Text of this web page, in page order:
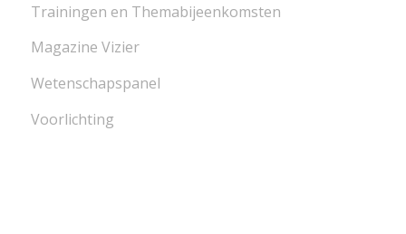
Trainingen en Themabijeenkomsten
Magazine Vizier
Wetenschapspanel
Voorlichting